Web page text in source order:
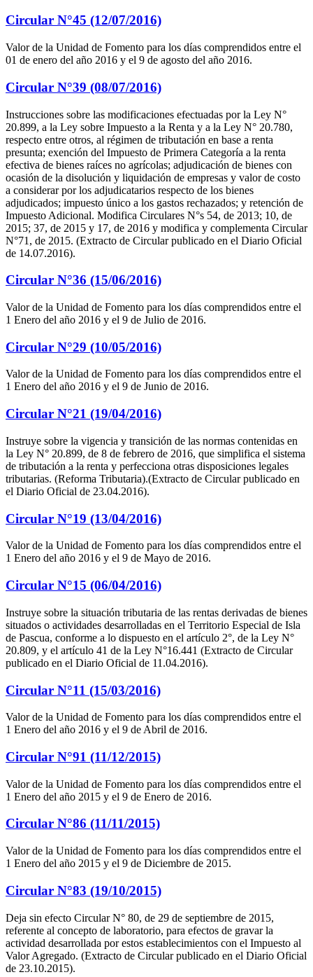
Circular N°45 (12/07/2016)
Valor de la Unidad de Fomento para los días comprendidos entre el
01 de enero del año 2016 y el 9 de agosto del año 2016.
Circular N°39 (08/07/2016)
Instrucciones sobre las modificaciones efectuadas por la Ley N°
20.899, a la Ley sobre Impuesto a la Renta y a la Ley N° 20.780,
respecto entre otros, al régimen de tributación en base a renta
presunta; exención del Impuesto de Primera Categoría a la renta
efectiva de bienes raíces no agrícolas; adjudicación de bienes con
ocasión de la disolución y liquidación de empresas y valor de costo
a considerar por los adjudicatarios respecto de los bienes
adjudicados; impuesto único a los gastos rechazados; y retención de
Impuesto Adicional. Modifica Circulares N°s 54, de 2013; 10, de
2015; 37, de 2015 y 17, de 2016 y modifica y complementa Circular
N°71, de 2015. (Extracto de Circular publicado en el Diario Oficial
de 14.07.2016).
Circular N°36 (15/06/2016)
Valor de la Unidad de Fomento para los días comprendidos entre el
1 Enero del año 2016 y el 9 de Julio de 2016.
Circular N°29 (10/05/2016)
Valor de la Unidad de Fomento para los días comprendidos entre el
1 Enero del año 2016 y el 9 de Junio de 2016.
Circular N°21 (19/04/2016)
Instruye sobre la vigencia y transición de las normas contenidas en
la Ley N° 20.899, de 8 de febrero de 2016, que simplifica el sistema
de tributación a la renta y perfecciona otras disposiciones legales
tributarias. (Reforma Tributaria).(Extracto de Circular publicado en
el Diario Oficial de 23.04.2016).
Circular N°19 (13/04/2016)
Valor de la Unidad de Fomento para los días comprendidos entre el
1 Enero del año 2016 y el 9 de Mayo de 2016.
Circular N°15 (06/04/2016)
Instruye sobre la situación tributaria de las rentas derivadas de bienes
situados o actividades desarrolladas en el Territorio Especial de Isla
de Pascua, conforme a lo dispuesto en el artículo 2°, de la Ley N°
20.809, y el artículo 41 de la Ley N°16.441 (Extracto de Circular
publicado en el Diario Oficial de 11.04.2016).
Circular N°11 (15/03/2016)
Valor de la Unidad de Fomento para los días comprendidos entre el
1 Enero del año 2016 y el 9 de Abril de 2016.
Circular N°91 (11/12/2015)
Valor de la Unidad de Fomento para los días comprendidos entre el
1 Enero del año 2015 y el 9 de Enero de 2016.
Circular N°86 (11/11/2015)
Valor de la Unidad de Fomento para los días comprendidos entre el
1 Enero del año 2015 y el 9 de Diciembre de 2015.
Circular N°83 (19/10/2015)
Deja sin efecto Circular N° 80, de 29 de septiembre de 2015,
referente al concepto de laboratorio, para efectos de gravar la
actividad desarrollada por estos establecimientos con el Impuesto al
Valor Agregado. (Extracto de Circular publicado en el Diario Oficial
de 23.10.2015).